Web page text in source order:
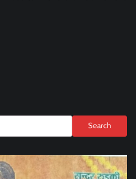
Search